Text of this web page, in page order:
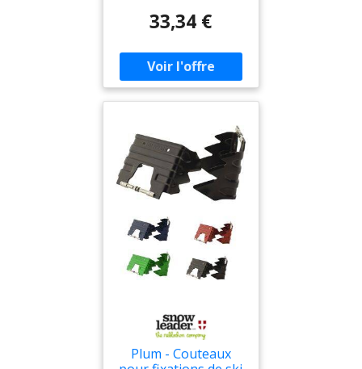
33,34 €
Plum - Couteaux